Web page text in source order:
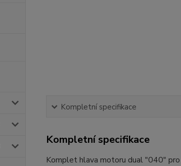
Kompletní specifikace
Kompletní specifikace
Komplet hlava motoru dual "040"